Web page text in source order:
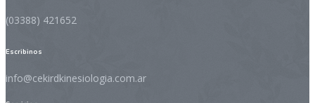
(03388) 421652
Escribinos
info@cekirdkinesiologia.com.ar